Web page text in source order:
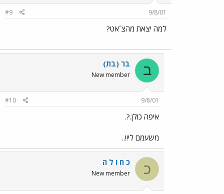
9/8/01
#9
למה יצאת מהצ´אט?
ב בר (בת)
New member
9/8/01
#10
איפה כולן.?.
משעמם לי!!..
כ כ ח ו ל ה
New member